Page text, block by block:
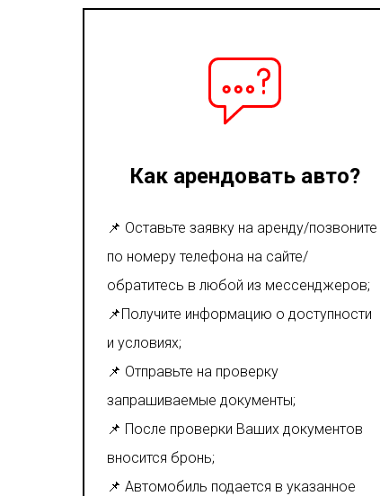
Как арендовать авто?
📌 Оставьте заявку на аренду/позвоните
по номеру телефона на сайте/
обратитесь в любой из мессенджеров;
📌Получите информацию о доступности
и условиях;
📌 Отправьте на проверку
запрашиваемые документы;
📌 После проверки Ваших документов
вносится бронь;
📌 Автомобиль подается в указанное